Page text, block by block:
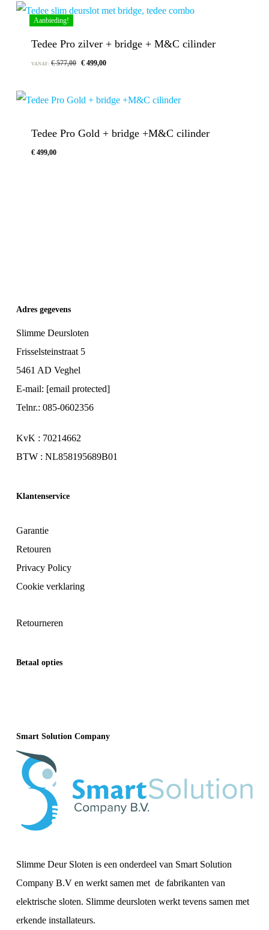
Aanbieding!
Tedee Pro zilver + bridge + M&C cilinder
VANAF: €577,00 Oorspronkelijke
€ 577,00.
€499,00Huidige
€ 499,00.
Tedee Pro Gold + bridge +M&C cilinder
€499,00
Adres gegevens
Slimme Deursloten
Frisselsteinstraat 5
5461 AD Veghel
E-mail: [email protected]
Telnr.: 085-0602356
KvK : 70214662
BTW : NL858195689B01
Klantenservice
Garantie
Retouren
Privacy Policy
Cookie verklaring
Retourneren
Betaal opties
Smart Solution Company
Slimme Deur Sloten is een onderdeel van Smart Solution
Company B.V en werkt samen met de fabrikanten van
elektrische sloten. Slimme deursloten werkt tevens samen met
erkende installateurs.